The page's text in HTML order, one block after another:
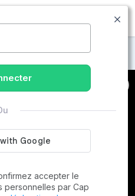
MENU
accepter le
personnelles par Cap